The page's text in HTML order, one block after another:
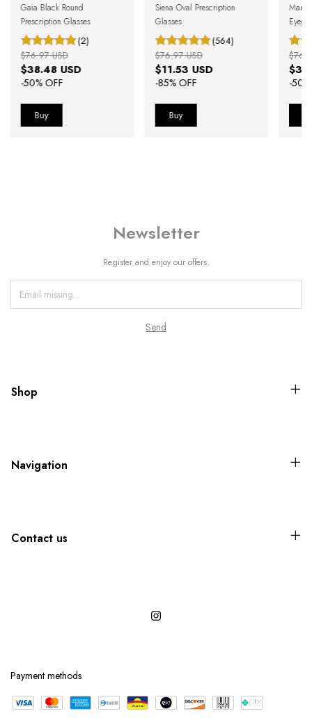
Gaia Black Round
Prescription Glasses
(2)
$38.48 USD
-50% OFF
$76.97 USD
Siena Oval Prescription
Glasses
(564)
$11.53 USD
-85% OFF
$76.97 USD
Marot
-50
Newsletter
Register and enjoy our offers.
Shop
Navigation
Contact us
Payment methods